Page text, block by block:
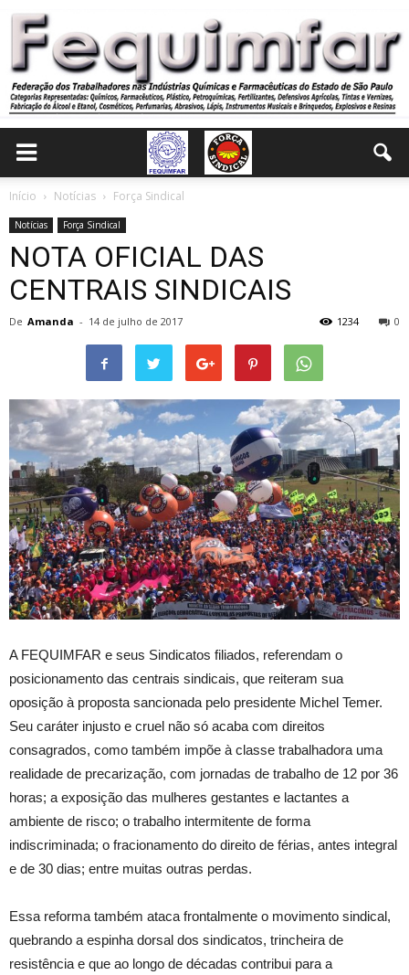
Início Notícias Força Sindical
Notícias Força Sindical
NOTA OFICIAL DAS
CENTRAIS SINDICAIS
De Amanda - 14 de julho de 2017 0
1234
A FEQUIMFAR e seus Sindicatos filiados, referendam o
posicionamento das centrais sindicais, que reiteram sua
oposição à proposta sancionada pelo presidente Michel Temer.
Seu caráter injusto e cruel não só acaba com direitos
consagrados, como também impõe à classe trabalhadora uma
realidade de precarização, com jornadas de trabalho de 12 por 36
horas; a exposição das mulheres gestantes e lactantes a
ambiente de risco; o trabalho intermitente de forma
indiscriminada; o fracionamento do direito de férias, antes integral
e de 30 dias; entre muitas outras perdas.
Essa reforma também ataca frontalmente o movimento sindical,
quebrando a espinha dorsal dos sindicatos, trincheira de
resistência e que ao longo de décadas contribui para a